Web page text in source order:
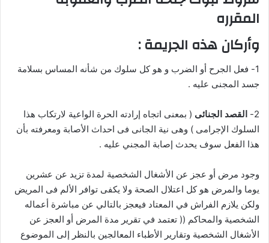
المقرره
وأركان هذه الجريمة :
1- فعل الجرح أو الضرب و هو كل سلوك من شأنه المساس بسلامة
جسد المجنى عليه .
2- القصد الجنائى ( بمعنى اتجاه إرادته الحرة الواعية لارتكاب هذا
السلوك الإجرامى ) وهى نية الجانى فى احداث الأصابة ومعرفته بأن
هذا الفعل سوف يحدث إصابة المجني عليه .
وجود مرض أو عجز عن الأشغال الشخصية لمدة تزيد عن عشرين
يوما والمرض هو كل اعتلال الصحة ولا يكفى توافر الألم فى المريض
ولكن يلازم الفراش في المعتاد فيعجز بالتالي عن مباشرة أعماله
الشخصية والمحاكم (( تعتمد في تقرير مدة المرض أو العجز عن
الأشغال الشخصية وتقارير الأطباء المعالجين بالنظر إلى الموضوع